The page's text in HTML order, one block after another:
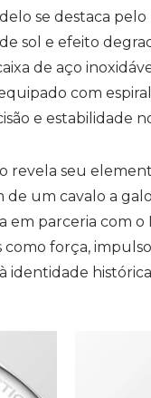
se destaca
sol e efeito
de aço
com
e estabilidade
revela seu
um cavalo a
em parceria com
força,
identidade